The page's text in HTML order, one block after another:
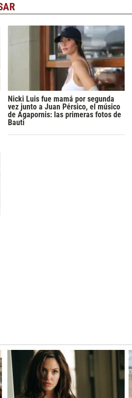
Nicki Luis fue mamá por segunda
vez junto a Juan Pérsico, el músico
de Agapornis: las primeras fotos de
Bauti